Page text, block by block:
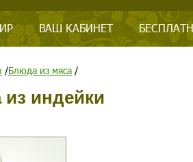
ВАШ КАБИНЕТ
/Блюда из мяса /
индейки